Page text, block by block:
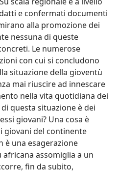
e confermati documenti
alla promozione dei
nessuna di queste
Le numerose
con cui si concludono
situazione della gioventù
mai riuscire ad innescare
nella vita quotidiana dei
questa situazione è dei
giovani? Una cosa è
giovani del continente
è una esagerazione
assomiglia a un
fin da subito,